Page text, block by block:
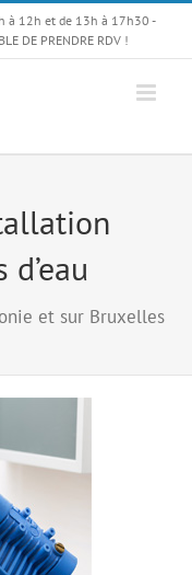
à 12h et de 13h à 17h30 -
DE PRENDRE RDV !
et sur Bruxelles